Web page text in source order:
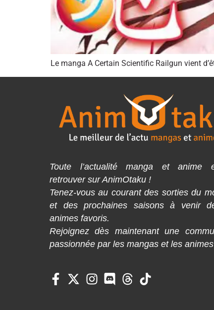
Le manga A Certain Scientific Railgun vient
Toute l’actualité manga et anime
retrouver sur AnimOtaku !
Tenez-vous au courant des sorties du
et des prochaines saisons à venir
animes favoris.
Rejoignez dès maintenant une
passionnée par les mangas et les